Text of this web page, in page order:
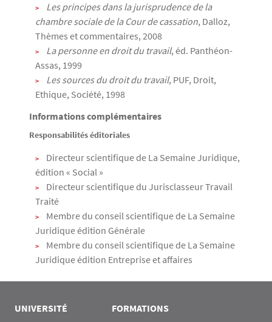
Les principes dans la jurisprudence de la
chambre sociale de la Cour de cassation, Dalloz,
Thèmes et commentaires, 2008
La personne en droit du travail, éd. Panthéon-
Assas, 1999
Les sources du droit du travail, PUF, Droit,
Ethique, Société, 1998
Informations complémentaires
Responsabilités éditoriales
Directeur scientifique de La Semaine Juridique,
édition « Social »
Directeur scientifique du Jurisclasseur Travail
Traité
Membre du conseil scientifique de La Semaine
Juridique édition Générale
Membre du conseil scientifique de La Semaine
Juridique édition Entreprise et affaires
UNIVERSITÉ FORMATIONS